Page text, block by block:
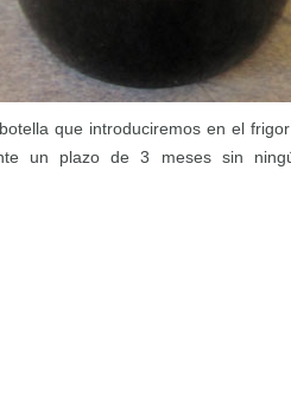
que introduciremos en el
un plazo de 3 meses sin